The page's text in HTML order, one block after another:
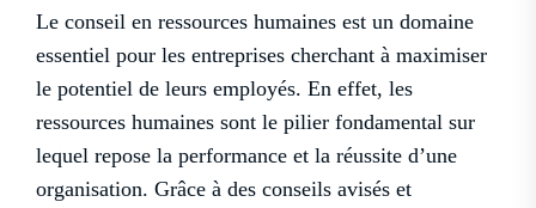
Le conseil en ressources humaines est un domaine
essentiel pour les entreprises cherchant à maximiser
le potentiel de leurs employés. En effet, les
ressources humaines sont le pilier fondamental sur
lequel repose la performance et la réussite d’une
organisation. Grâce à des conseils avisés et